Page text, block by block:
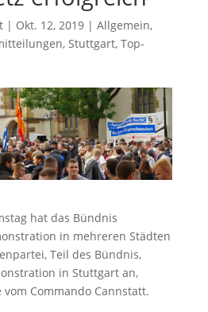
| Okt. 12, 2019| Allgemein,
, Stuttgart, Top-
hat das Bündnis
in mehreren Städten
Teil des Bündnis,
in Stuttgart an,
Commando Cannstatt.